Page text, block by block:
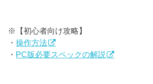
※【初心者向け攻略】
・操作方法
・ PC版必要スペックの解説